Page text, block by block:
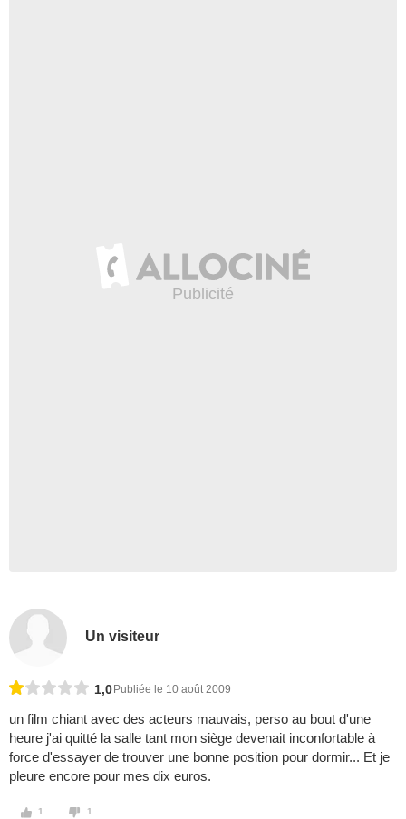
Un visiteur
1,0 Publiée le 10 août 2009
un film chiant avec des acteurs mauvais, perso au bout d'une
heure j'ai quitté la salle tant mon siège devenait inconfortable à
force d'essayer de trouver une bonne position pour dormir... Et je
pleure encore pour mes dix euros.
1 1